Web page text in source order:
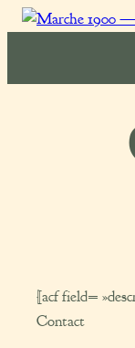
[acf field=
Contact